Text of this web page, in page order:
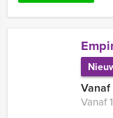
Vanaf
Vanaf